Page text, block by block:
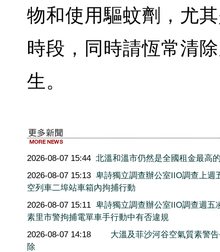
物和使用驅蚊劑，尤
時段，同時請恆常清
生。
2026-08-07 15:44 北溫和溫市仍然是全國租金最高
2026-08-07 15:13 卑詩獨立調查辦公室IIO調查上週
空列車二埠站車箱內拘捕行動
2026-08-07 15:11 卑詩獨立調查辦公室IIO調查週五
素里市警拘捕電單車手行動中有否違規
2026-08-07 14:18
大溫及菲沙河谷空氣質素警
除